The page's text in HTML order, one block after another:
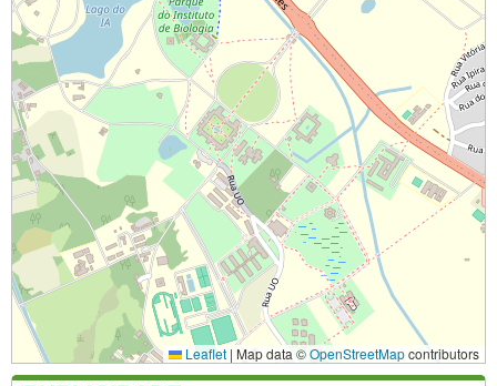
Leaflet | Map data ©OpenStreetMapcontributors